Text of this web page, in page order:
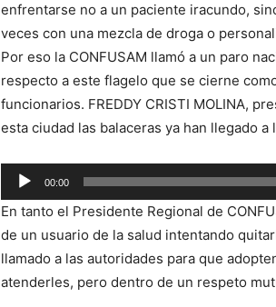
enfrentarse no a un paciente iracundo,
veces con una mezcla de droga o
Por eso la CONFUSAM llamó a un paro
respecto a este flagelo que se cierne
funcionarios. FREDDY CRISTI MOLINA,
esta ciudad las balaceras ya han llegado
Reproductor
de
audio
00:00
En tanto el Presidente Regional de
de un usuario de la salud intentando
llamado a las autoridades para que
atenderles, pero dentro de un respeto